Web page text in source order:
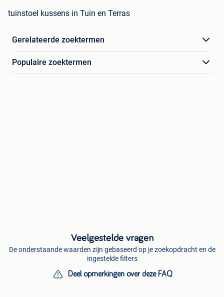
tuinstoel kussens in Tuin en Terras
Gerelateerde zoektermen
Populaire zoektermen
Veelgestelde vragen
De onderstaande waarden zijn gebaseerd op je zoekopdracht en de
ingestelde filters
Deel opmerkingen over deze FAQ